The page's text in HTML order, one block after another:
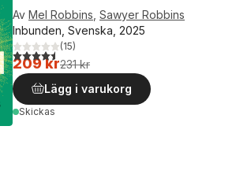
Av Mel Robbins Sawyer Robbins
Inbunden, Svenska, 2025
4,5utav 5 stjärnor. Totalt antal röster:
(15)
209 kr231 kr
Lägg i varukorg
Skickas